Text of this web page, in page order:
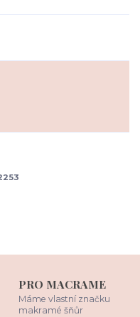
PRO MACRAME
Máme vlastní značku
makramé šňůr